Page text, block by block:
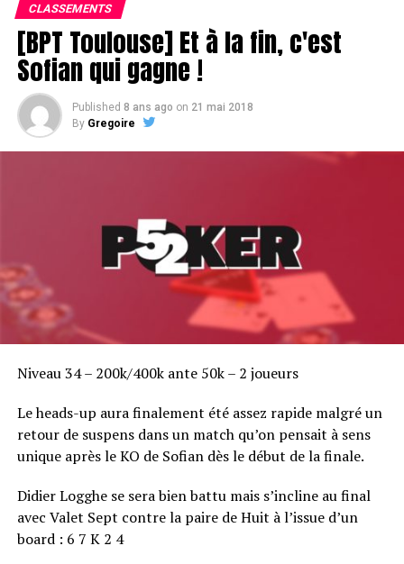
DON'T MISS
Reprise à 22h en streaming live et sur Eurosport
CLASSEMENTS
[BPT Toulouse] Et à la fin, c'est
Sofian qui gagne !
Published 8 ans ago on 21 mai 2018
By Gregoire
Niveau 34 – 200k/400k ante 50k – 2 joueurs
Le heads-up aura finalement été assez rapide malgré un
retour de suspens dans un match qu’on pensait à sens
unique après le KO de Sofian dès le début de la finale.
Didier Logghe se sera bien battu mais s’incline au final
avec Valet Sept contre la paire de Huit à l’issue d’un
board : 6 7 K 2 4